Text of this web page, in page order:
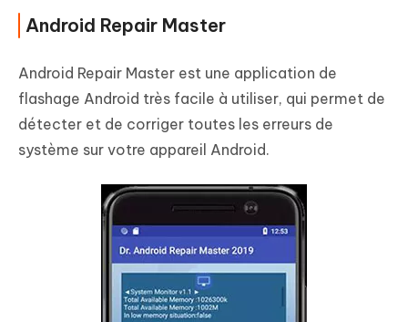
Android Repair Master
Android Repair Master est une application de
flashage Android très facile à utiliser, qui permet de
détecter et de corriger toutes les erreurs de
système sur votre appareil Android.